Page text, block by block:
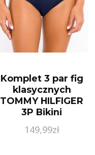
Komplet 3 par fig
klasycznych
TOMMY HILFIGER
3P Bikini
149,99zł